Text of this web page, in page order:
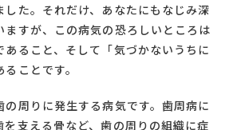
した。それだけ、あなたにもなじみ深
ますが、この病気の恐ろしいところは
あること、そして「気づかないうちに
ことです。
の周りに発生する病気です。歯周病に
を支える骨など、歯の周りの組織に症